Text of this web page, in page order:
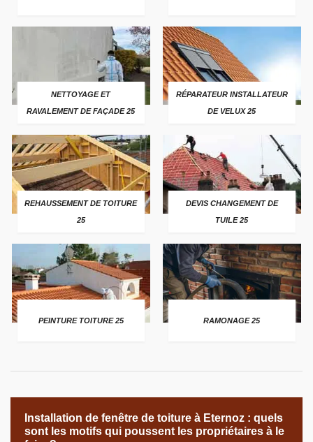
NETTOYAGE ET
RAVALEMENT DE FAÇADE 25
RÉPARATEUR INSTALLATEUR
DE VELUX 25
REHAUSSEMENT DE TOITURE
25
DEVIS CHANGEMENT DE
TUILE 25
PEINTURE TOITURE 25 RAMONAGE 25
Installation de fenêtre de toiture à Eternoz : quels
sont les motifs qui poussent les propriétaires à le